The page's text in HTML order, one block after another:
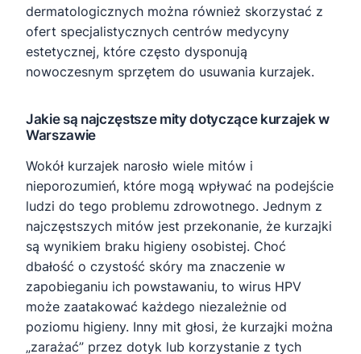
dermatologicznych można również skorzystać z
ofert specjalistycznych centrów medycyny
estetycznej, które często dysponują
nowoczesnym sprzętem do usuwania kurzajek.
Jakie są najczęstsze mity dotyczące kurzajek w
Warszawie
Wokół kurzajek narosło wiele mitów i
nieporozumień, które mogą wpływać na podejście
ludzi do tego problemu zdrowotnego. Jednym z
najczęstszych mitów jest przekonanie, że kurzajki
są wynikiem braku higieny osobistej. Choć
dbałość o czystość skóry ma znaczenie w
zapobieganiu ich powstawaniu, to wirus HPV
może zaatakować każdego niezależnie od
poziomu higieny. Inny mit głosi, że kurzajki można
„zarażać” przez dotyk lub korzystanie z tych